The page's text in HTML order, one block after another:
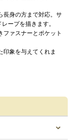
長身の方まで対応。サ
ープを描きます。
ァスナーとポケット
印象を与えてくれま